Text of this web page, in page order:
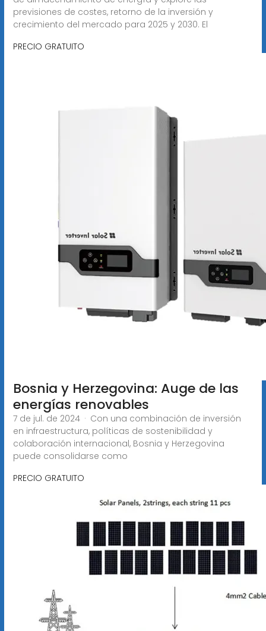
previsiones de costes, retorno de la inversión y
crecimiento del mercado para 2025 y 2030. El
PRECIO GRATUITO
Bosnia y Herzegovina: Auge de las
energías renovables
7 de jul. de 2024 · Con una combinación de inversión
en infraestructura, políticas de sostenibilidad y
colaboración internacional, Bosnia y Herzegovina
puede consolidarse como
PRECIO GRATUITO